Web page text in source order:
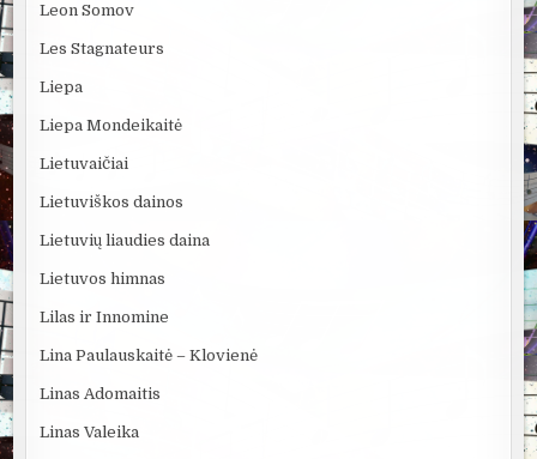
Leon Somov
Les Stagnateurs
Liepa
Liepa Mondeikaitė
Lietuvaičiai
Lietuviškos dainos
Lietuvių liaudies daina
Lietuvos himnas
Lilas ir Innomine
Lina Paulauskaitė – Klovienė
Linas Adomaitis
Linas Valeika